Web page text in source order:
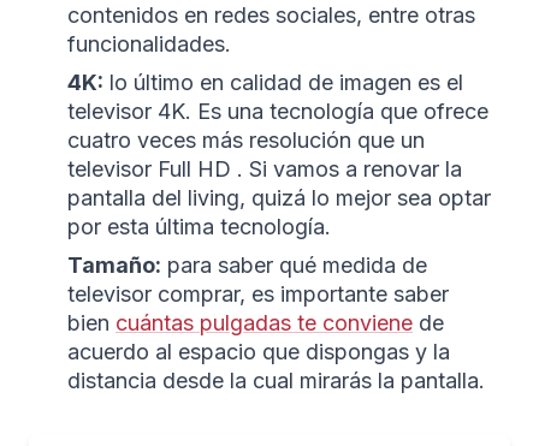
contenidos en redes sociales, entre otras
funcionalidades.
4K: lo último en calidad de imagen es el
televisor 4K. Es una tecnología que ofrece
cuatro veces más resolución que un
televisor Full HD . Si vamos a renovar la
pantalla del living, quizá lo mejor sea optar
por esta última tecnología.
Tamaño: para saber qué medida de
televisor comprar, es importante saber
bien cuántas pulgadas te conviene de
acuerdo al espacio que dispongas y la
distancia desde la cual mirarás la pantalla.